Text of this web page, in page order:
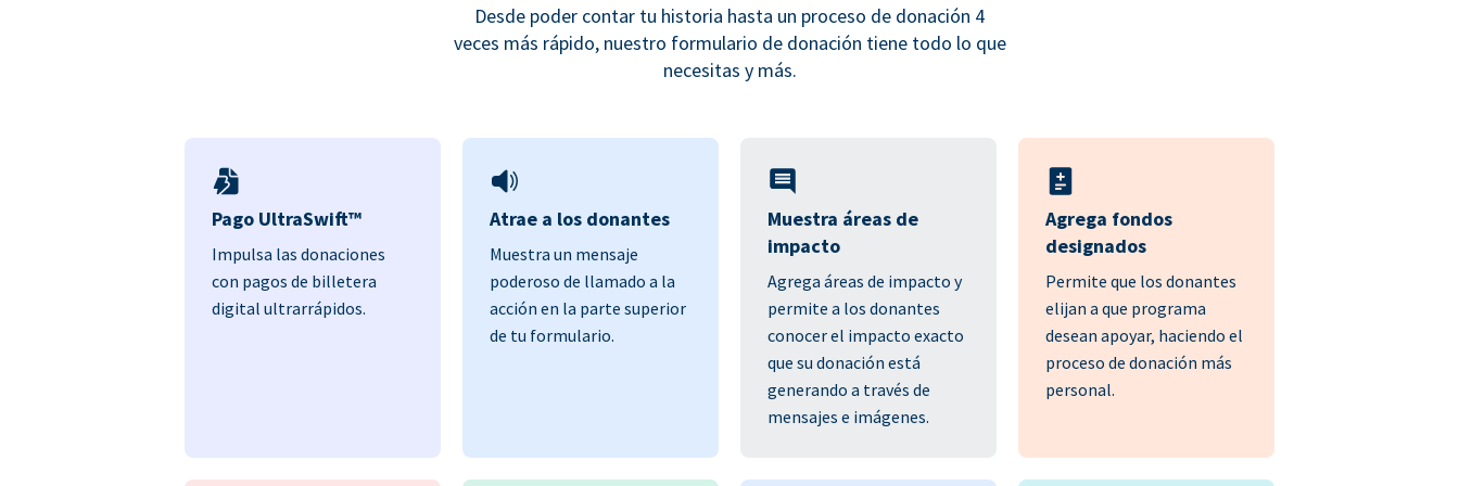
Desde poder contar tu historia hasta un proceso de donación 4
veces más rápido, nuestro formulario de donación tiene todo lo que
necesitas y más.
Pago UltraSwift™
Impulsa las donaciones
con pagos de billetera
digital ultrarrápidos.
Atrae a los donantes
Muestra un mensaje
poderoso de llamado a la
acción en la parte superior
de tu formulario.
Muestra áreas de
impacto
Agrega áreas de impacto y
permite a los donantes
conocer el impacto exacto
que su donación está
generando a través de
mensajes e imágenes.
Agrega fondos
designados
Permite que los donantes
elijan a que programa
desean apoyar, haciendo el
proceso de donación más
personal.